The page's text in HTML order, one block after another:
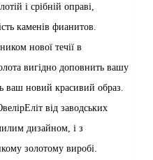
і срібній оправі,
каменів фианитов.
нової течії в
вигідно доповнить вашу
ваш новий красивий образ.
від заводських
дизайном, і з
золотому виробі.